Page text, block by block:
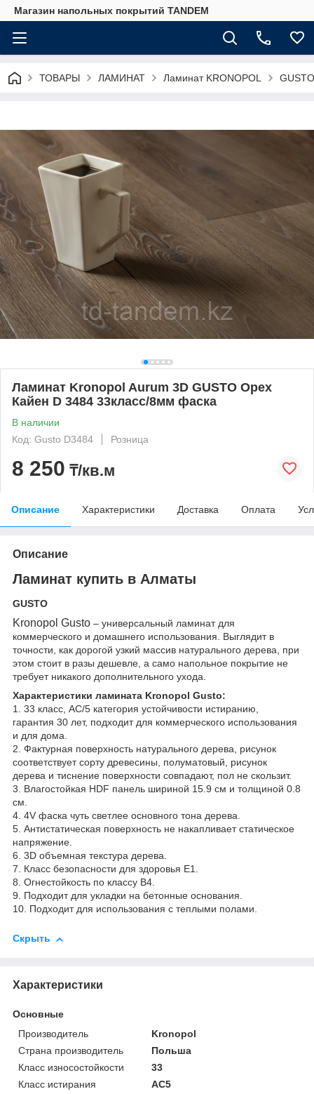
Магазин напольных покрытий TANDEM
ТОВАРЫ ЛАМИНАТ Ламинат KRONOPOL
Ламинат Kronopol Aurum 3D GUSTO Орех
Кайен D 3484 33класс/8мм фаска
В наличии
Код: Gusto D3484
Розница
8 250 ₸/кв.м
Описание Характеристики Доставка Оплата
Описание
Ламинат купить в Алматы
GUSTO
Kronopol Gusto – универсальный ламинат для
коммерческого и домашнего использования. Выглядит в
точности, как дорогой узкий массив натурального дерева, при
этом стоит в разы дешевле, а само напольное покрытие не
требует никакого дополнительного ухода.
Характеристики ламината Kronopol Gusto:
1. 33 класс, АС/5 категория устойчивости истиранию,
гарантия 30 лет, подходит для коммерческого использования
и для дома.
2. Фактурная поверхность натурального дерева, рисунок
соответствует сорту древесины, полуматовый, рисунок
дерева и тиснение поверхности совпадают, пол не скользит.
3. Влагостойкая HDF панель шириной 15.9 см и толщиной 0.8
см.
4. 4V фаска чуть светлее основного тона дерева.
5. Антистатическая поверхность не накапливает статическое
напряжение.
6. 3D объемная текстура дерева.
7. Класс безопасности для здоровья Е1.
8. Огнестойкость по классу В4.
9. Подходит для укладки на бетонные основания.
10. Подходит для использования с теплыми полами.
Скрыть
Характеристики
Основные
Производитель
Kronopol
Страна производитель
Польша
Класс износостойкости
33
Класс истирания
АС5